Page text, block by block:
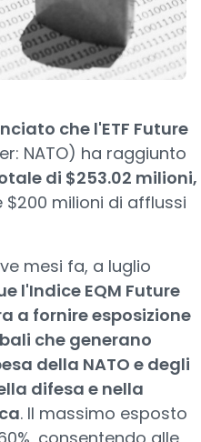
che l'ETF Future
NATO) ha raggiunto
di $253.02 milioni,
milioni di afflussi
mesi fa, a luglio
l'Indice EQM Future
a fornire esposizione
che generano
della NATO e degli
difesa e nella
. Il massimo esposto